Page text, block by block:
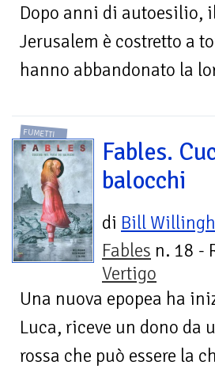
Dopo anni di autoesilio,
Jerusalem è costretto a
hanno abbandonato la
FUMETTI
Fables.
balocchi
di Bill
Fables n. 18 -
Vertigo
Una nuova epopea ha
Luca, riceve un dono da
rossa che può essere la